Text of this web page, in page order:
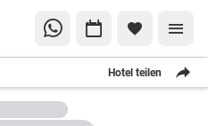
Hotel teilen